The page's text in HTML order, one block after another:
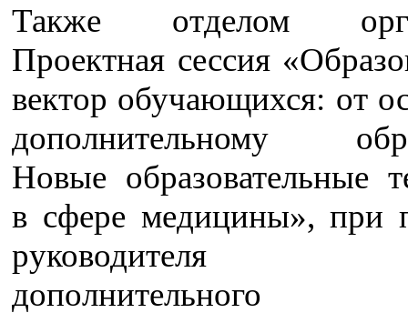
Также отделом
Проектная сессия
вектор обучающихся: от
дополнительному
Новые образовательные
в сфере медицины», при
руководителя